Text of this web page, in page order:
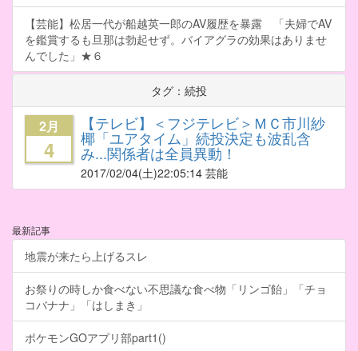
【芸能】松居一代が船越英一郎のAV履歴を暴露 「夫婦でAV
を鑑賞するも旦那は勃起せず。バイアグラの効果はありませ
んでした」★６
タグ：続投
2月
4
【テレビ】＜フジテレビ＞ＭＣ市川紗
椰「ユアタイム」続投決定も波乱含
み...関係者は全員異動！
2017/02/04(土)22:05:14 芸能
最新記事
地震が来たら上げるスレ
お祭りの時しか食べない不思議な食べ物「リンゴ飴」「チョ
コバナナ」「はしまき」
ポケモンGOアプリ部part1()